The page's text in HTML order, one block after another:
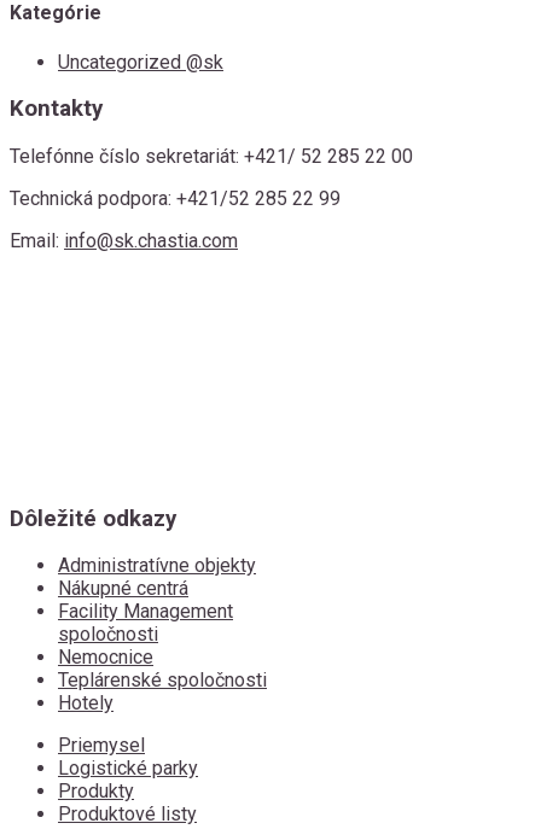
Kategórie
Uncategorized @sk
Kontakty
Telefónne číslo sekretariát: +421/ 52 285 22 00
Technická podpora: +421/52 285 22 99
Email: info@sk.chastia.com
Dôležité odkazy
Administratívne objekty
Nákupné centrá
Facility Management
spoločnosti
Nemocnice
Teplárenské spoločnosti
Hotely
Priemysel
Logistické parky
Produkty
Produktové listy